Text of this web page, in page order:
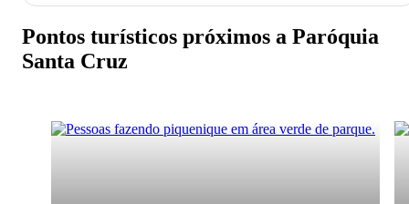
Pontos turísticos próximos a Paróquia
Santa Cruz